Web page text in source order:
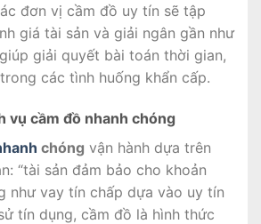
đơn vị cầm đồ uy tín sẽ tập
giá tài sản và giải ngân gần như
giải quyết bài toán thời gian,
các tình huống khẩn cấp.
vụ cầm đồ nhanh chóng
chóng vận hành dựa trên
“tài sản đảm bảo cho khoản
như vay tín chấp dựa vào uy tín
tín dụng, cầm đồ là hình thức